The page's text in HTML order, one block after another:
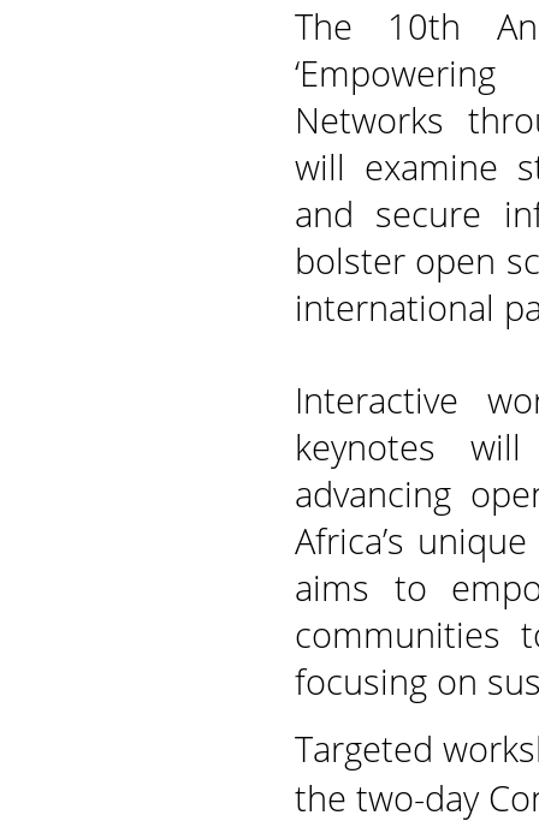
The 10th
Networks
will examine
and secure
bolster open
international
Interactive
keynotes
advancing
Africa’s
aims to
communities
focusing on
Targeted
the two-day